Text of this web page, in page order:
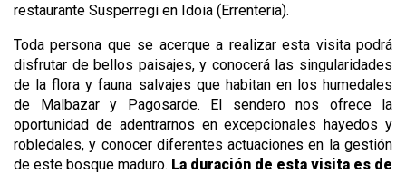
restaurante Susperregi en Idoia (Errenteria).
Toda persona que se acerque a realizar esta visita podrá
disfrutar de bellos paisajes, y conocerá las singularidades
de la flora y fauna salvajes que habitan en los humedales
de Malbazar y Pagosarde. El sendero nos ofrece la
oportunidad de adentrarnos en excepcionales hayedos y
robledales, y conocer diferentes actuaciones en la gestión
de este bosque maduro. La duración de esta visita es de